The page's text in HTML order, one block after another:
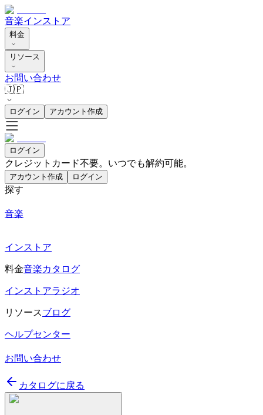
音楽インストア
料金
リソース
お問い合わせ
🇯🇵
ログイン アカウント作成
ログイン
クレジットカード不要。いつでも解約可能。
アカウント作成 ログイン
探す
音楽
インストア
料金音楽カタログ
インストアラジオ
リソースブログ
ヘルプセンター
お問い合わせ
カタログに戻る